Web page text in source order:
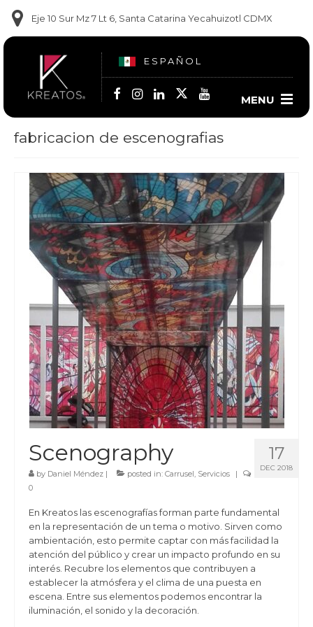
Eje 10 Sur Mz 7 Lt 6, Santa Catarina Yecahuizotl CDMX
ESPAÑOL
MENU
Contact us
(56) 2668-2264
fabricacion de escenografias
17
DEC 2018
Scenography
by Daniel Méndez | posted in: Carrusel, Servicios
|
0
En Kreatos las escenografías forman parte fundamental
en la representación de un tema o motivo. Sirven como
ambientación, esto permite captar con más facilidad la
atención del público y crear un impacto profundo en su
interés. Recubre los elementos que contribuyen a
establecer la atmósfera y el clima de una puesta en
escena. Entre sus elementos podemos encontrar la
iluminación, el sonido y la decoración.